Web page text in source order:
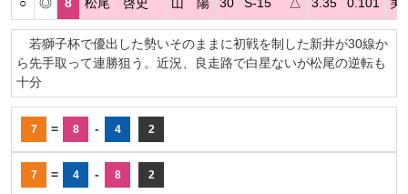
若獅子杯で優出した勢いそのままに初戦を制した新井が30線か
ら先手取って連勝狙う。近況、良走路で白星ないが松尾の逆転も
十分
7 = 8 - 4 2
7 = 4 - 8 2